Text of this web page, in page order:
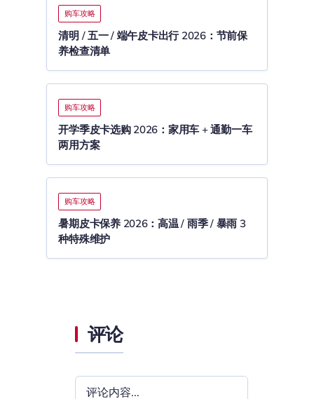
购车攻略
清明 / 五一 / 端午皮卡出行 2026：节前保
养检查清单
购车攻略
开学季皮卡选购 2026：家用车 + 通勤一车
两用方案
购车攻略
暑期皮卡保养 2026：高温 / 雨季 / 暴雨 3
种特殊维护
评论